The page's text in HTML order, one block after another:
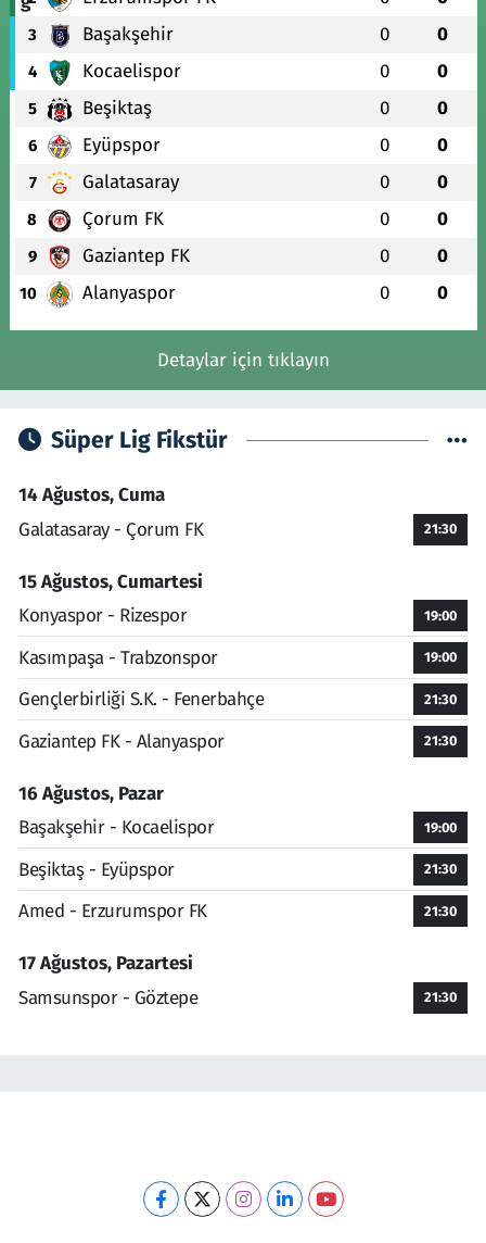
3 Başakşehir 0 0
4 Kocaelispor 0 0
5 Beşiktaş 0 0
6 Eyüpspor 0 0
7 Galatasaray 0 0
8 Çorum FK 0 0
9 Gaziantep FK 0 0
10 Alanyaspor 0 0
Detaylar için tıklayın
Süper Lig Fikstür
14 Ağustos, Cuma
Galatasaray - Çorum FK
21:30
15 Ağustos, Cumartesi
Konyaspor - Rizespor
19:00
Kasımpaşa - Trabzonspor 19:00
Gençlerbirliği S.K. - Fenerbahçe 21:30
Gaziantep FK - Alanyaspor 21:30
16 Ağustos, Pazar
Başakşehir - Kocaelispor
19:00
Beşiktaş - Eyüpspor 21:30
Amed - Erzurumspor FK 21:30
17 Ağustos, Pazartesi
Samsunspor - Göztepe
21:30